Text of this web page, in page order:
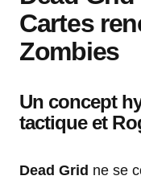
Cartes
Zombies
Un concept
tactique et
Dead Grid ne se